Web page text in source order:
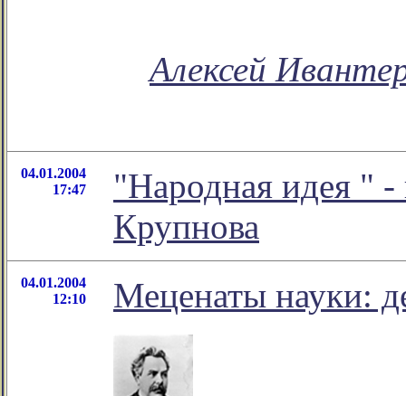
Алексей
04.01.2004
17:47
"Народная идея " -
Крупнова
04.01.2004
12:10
Меценаты науки: